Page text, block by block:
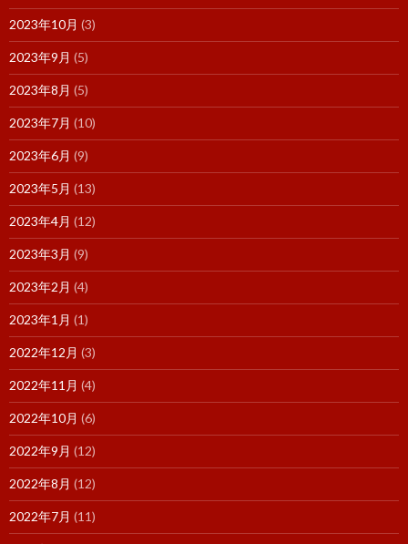
2023年10月 (3)
2023年9月 (5)
2023年8月 (5)
2023年7月 (10)
2023年6月 (9)
2023年5月 (13)
2023年4月 (12)
2023年3月 (9)
2023年2月 (4)
2023年1月 (1)
2022年12月 (3)
2022年11月 (4)
2022年10月 (6)
2022年9月 (12)
2022年8月 (12)
2022年7月 (11)